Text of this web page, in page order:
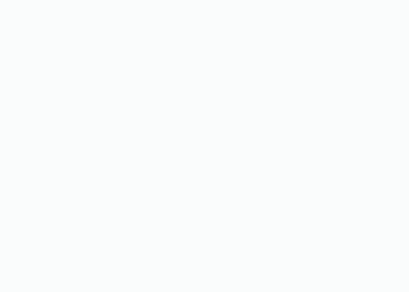
desiderano formazione e certificazione di altissima qualità.
a qualsiasi domanda relativa alla ISO 27001 e al sistema di
sulla sicurezza con la piattaforma di Advisera basata sull’intelligenza
consulenza
agli standard ISO e a DORA, oltre a un corso avanzato pensato
ottieni risposte immediate alle tue domande in materia, prepara più